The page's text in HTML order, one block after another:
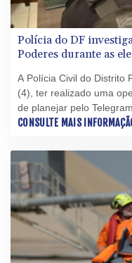
Polícia do DF
Poderes durante as
A Polícia Civil do Distrito
(4), ter realizado uma
de planejar pelo
públicos em Brasília
mandato.
CONSULTE MAIS